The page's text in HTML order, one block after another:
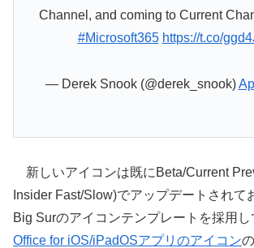
Channel, and coming to Current
#Microsoft365 https://t.co/
— Derek Snook (@derek_snook)
新しいアイコンは既にBeta/Current
Insider Fast/Slow)でアップデートされて
Big Surのアイコンテンプレートを採用し
Office for iOS/iPadOSアプリのアイコン